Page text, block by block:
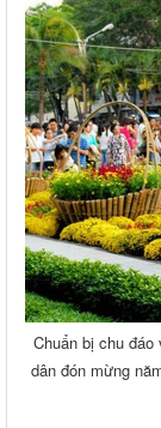
Chuẩn bị chu
dân đón mừng